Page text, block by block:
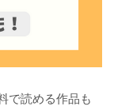
で読める作品も